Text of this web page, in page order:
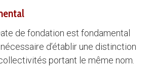
d’établir une distinction
portant le même nom.